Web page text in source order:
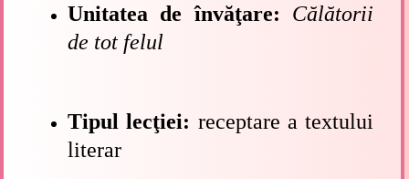
Unitatea de învăţare:
Călătorii
de tot felul
Tipul lecţiei: receptare a textului
literar